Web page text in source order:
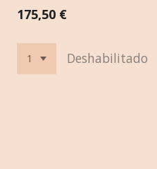
175,50 €
Deshabilitado